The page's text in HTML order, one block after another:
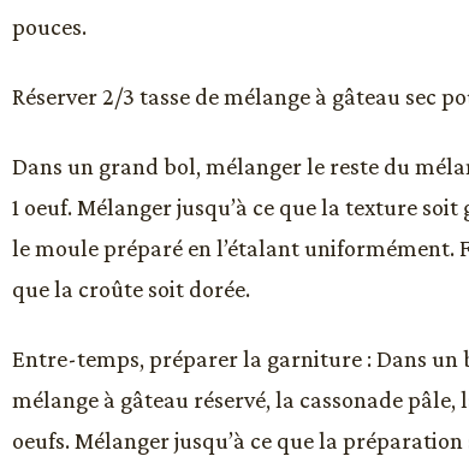
pouces.
Réserver 2/3 tasse de mélange à gâteau sec
Dans un grand bol, mélanger le reste du
1 oeuf. Mélanger jusqu’à ce que la texture
le moule préparé en l’étalant uniformément.
que la croûte soit dorée.
Entre-temps, préparer la garniture : Dans un
mélange à gâteau réservé, la cassonade pâle,
oeufs. Mélanger jusqu’à ce que la